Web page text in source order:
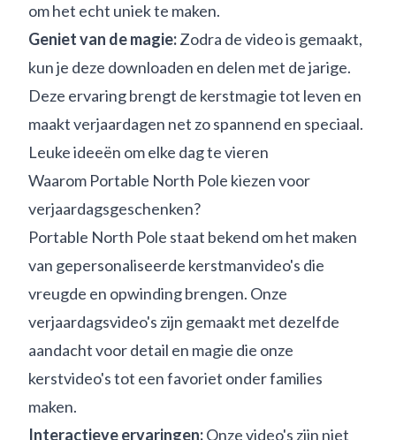
om het echt uniek te maken.
Geniet van de magie:Zodra de video is gemaakt,
kun je deze downloaden en delen met de jarige.
Deze ervaring brengt de kerstmagie tot leven en
maakt verjaardagen net zo spannend en speciaal.
Leuke ideeën om elke dag te vieren
Waarom Portable North Pole kiezen voor
verjaardagsgeschenken?
Portable North Pole staat bekend om het maken
van gepersonaliseerde kerstmanvideo's die
vreugde en opwinding brengen. Onze
verjaardagsvideo's zijn gemaakt met dezelfde
aandacht voor detail en magie die onze
kerstvideo's tot een favoriet onder families
maken.
Interactieve ervaringen:Onze video's zijn niet